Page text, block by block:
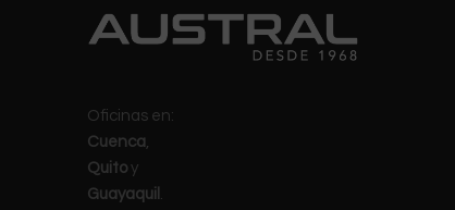
Oficinas en:
Cuenca
Quitoy
Guayaquil